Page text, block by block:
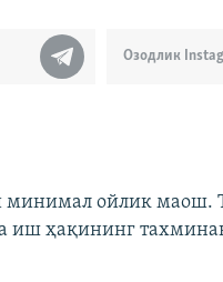
Озодлик
минимал ойлик маош.
иш ҳақининг